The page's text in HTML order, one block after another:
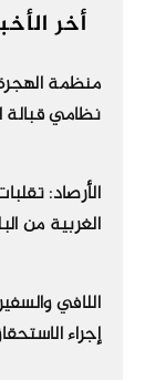
أخر
نظامي قبالة
الأرصاد:
الغربية من
اللافي
إجراء